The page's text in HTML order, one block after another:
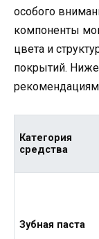
особого
компоненты
цвета и
покрытий. Ниже
Категория
средства
Зубная паста